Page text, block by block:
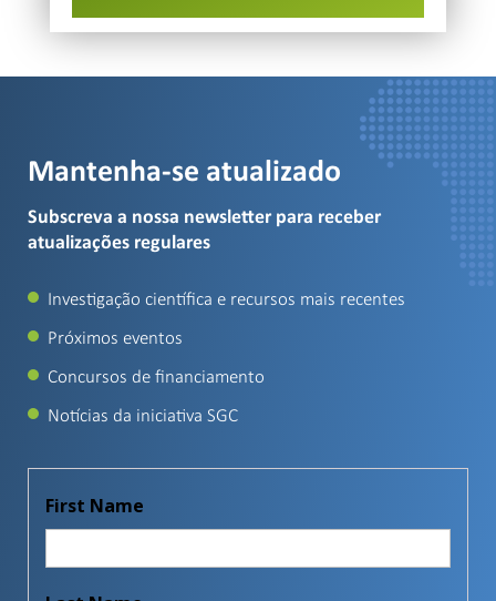
Mantenha-se atualizado
Subscreva a nossa newsletter para receber
atualizações regulares
Investigação científica e recursos mais recentes
Próximos eventos
Concursos de financiamento
Notícias da iniciativa SGC